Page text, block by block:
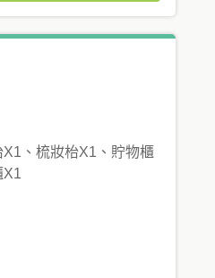
、梳妝枱X1、貯物櫃
X1